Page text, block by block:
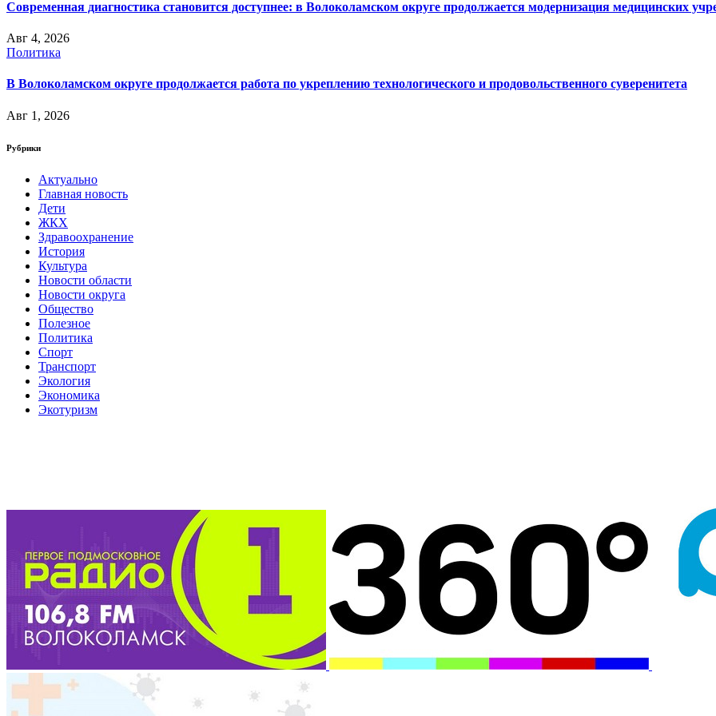
Современная диагностика становится доступнее: в Волоколамском округе продолжается модернизация медицинских
Авг 4, 2026
Политика
В Волоколамском округе продолжается работа по укреплению технологического и продовольственного суверенитета
Авг 1, 2026
Рубрики
Актуально
Главная новость
Дети
ЖКХ
Здравоохранение
История
Культура
Новости области
Новости округа
Общество
Полезное
Политика
Спорт
Транспорт
Экология
Экономика
Экотуризм